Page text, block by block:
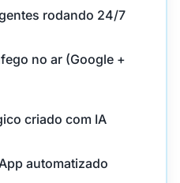
rodando 24/7
no ar (Google +
criado com IA
automatizado